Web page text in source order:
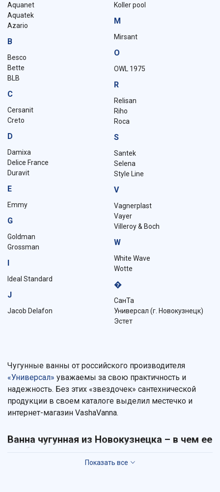
Aquanet
Aquatek
Azario
B
Besco
Bette
BLB
C
Cersanit
Creto
D
Damixa
Delice France
Duravit
E
Emmy
G
Goldman
Grossman
I
Ideal Standard
J
Jacob Delafon
Koller pool
M
Mirsant
O
OWL 1975
R
Relisan
Riho
Roca
S
Santek
Selena
Style Line
V
Vagnerplast
Vayer
Villeroy & Boch
W
White Wave
Wotte
�
СанТа
Универсал (г. Новокузнецк)
Эстет
Чугунные ванны от российского производителя
«Универсал» уважаемы за свою практичность и
надежность. Без этих «звездочек» сантехнической
продукции в своем каталоге выделил местечко и
интернет-магазин VashaVanna.
Ванна чугунная из Новокузнецка – в чем ее
особенность
Основная отличительная черта такой ванны – это